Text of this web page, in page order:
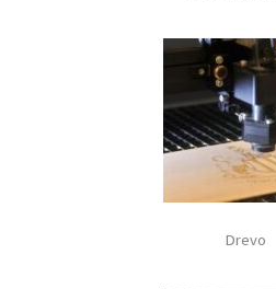
Drevo